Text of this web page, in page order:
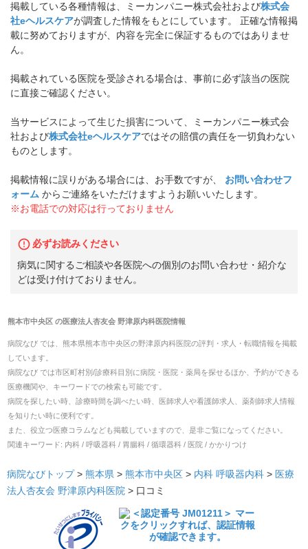
掲載している各種情報は、ミーカンパニー株式会社および株式会
社eヘルスケアが調査した情報をもとにしています。 正確な情報掲
載に努めておりますが、内容を完全に保証するものではありませ
ん。
掲載されている医院を受診される場合は、事前に必ず該当の医院
に直接ご確認ください。
当サービスによって生じた損害について、ミーカンパニー株式会
社および株式会社eヘルスケアではその賠償の責任を一切負わない
ものとします。
掲載情報に誤りがある場合には、お手数ですが、
お問い合わせフ
ォーム からご連絡をいただけますようお願いいたします。
※お電話での対応は行っておりません
必ずお読みください
病気に関するご相談や各医院への個別のお問い合わせ・紹介な
どは受け付けておりません。
熊本市中央区 の医療法人杏友会 野津原内科医院情報
病院なび では、 熊本県熊本市中央区の野津原内科医院の評判・求人・転職情報を掲載
しています。
病院なび では市区町村別/診療科目別に病院・医院・薬局を探せるほか、予約ができる
医療機関や、キーワードでの検索も可能です。
病院を探したい時、診療時間を調べたい時、医師求人や看護師求人、薬剤師求人情報
を知りたい時に便利です。
また、役立つ医療コラムなども掲載していますので、是非ご覧になってください。
関連キーワード: 内科 / 呼吸器科 / 胃腸科 / 循環器科 / 医院 / かかりつけ
病院なびトップ > 熊本県 > 熊本市中央区 > 内科 呼吸器内科 > 医療
法人杏友会 野津原内科医院 > 口コミ